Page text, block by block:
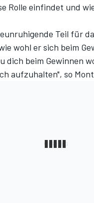
Rolle einfindet und
Teil für
wohl er sich beim
dich beim Gewinnen
aufzuhalten", so